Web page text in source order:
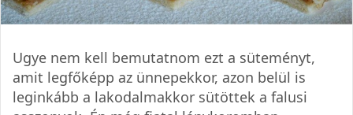
Ugye nem kell bemutatnom ezt a süteményt,
amit legfőképp az ünnepekkor, azon belül is
leginkább a lakodalmakkor sütöttek a falusi